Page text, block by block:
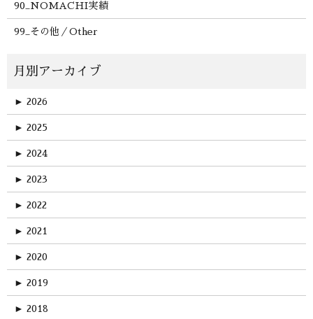
90_NOMACHI実績
99_その他／Other
► 2026
► 2025
► 2024
► 2023
► 2022
► 2021
► 2020
► 2019
► 2018